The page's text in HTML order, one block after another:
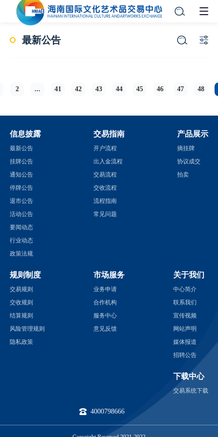
最新公告
2 ... 41 42 43 44 45 46 47 48
信息披露
最新公告
挂牌公告
通知公告
停牌公告
退市公告
活动公告
要闻动态
行业动态
政策法规
交易指南
开户流程
出入金流程
交易流程
交收流程
流程指南
常见问题
产品展示
摘挂牌
协议成交
拍卖
规则制度
交易规则
交收规则
结算规则
风险管理规则
隐私政策
市场服务
业务申请
合作机构
服务中心
意见反馈
关于我们
中心简介
联系我们
宣传视频
网站声明
媒体报道
招聘公告
下载中心
交易系统下载
4000798666